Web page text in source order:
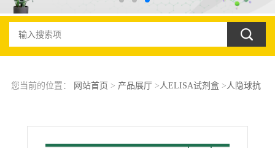
您当前的位置： 网站首页 > 产品展厅> 人ELISA试剂盒> 人隐球抗